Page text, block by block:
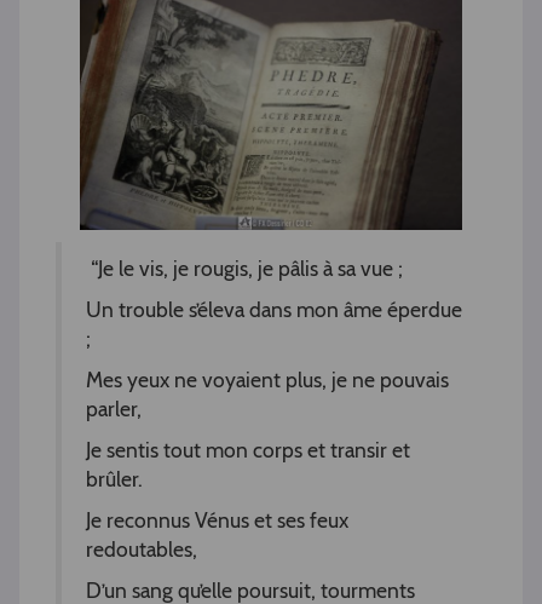
“Je le vis, je rougis, je pâlis à sa vue ;
Un trouble s’éleva dans mon âme éperdue
;
Mes yeux ne voyaient plus, je ne pouvais
parler,
Je sentis tout mon corps et transir et
brûler.
Je reconnus Vénus et ses feux
redoutables,
D’un sang qu’elle poursuit, tourments